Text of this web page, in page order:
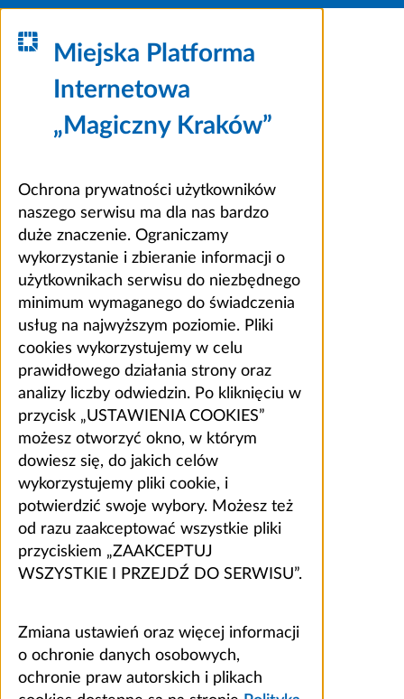
Miejska Platforma
Internetowa
„Magiczny Kraków”
Ochrona prywatności użytkowników
naszego serwisu ma dla nas bardzo
duże znaczenie. Ograniczamy
wykorzystanie i zbieranie informacji o
użytkownikach serwisu do niezbędnego
minimum wymaganego do świadczenia
usług na najwyższym poziomie. Pliki
cookies wykorzystujemy w celu
prawidłowego działania strony oraz
analizy liczby odwiedzin. Po kliknięciu w
przycisk „USTAWIENIA COOKIES”
możesz otworzyć okno, w którym
dowiesz się, do jakich celów
wykorzystujemy pliki cookie, i
potwierdzić swoje wybory. Możesz też
od razu zaakceptować wszystkie pliki
przyciskiem „ZAAKCEPTUJ
WSZYSTKIE I PRZEJDŹ DO SERWISU”.
Zmiana ustawień oraz więcej informacji
o ochronie danych osobowych,
ochronie praw autorskich i plikach